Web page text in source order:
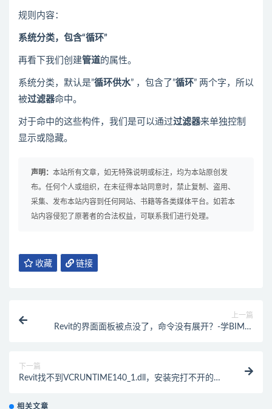
规则内容：
系统分类，包含“循环”
再看下我们创建管道 的属性。
系统分类，默认是”循环供水” ，包含了”循环” 两个字，所以
被过滤器命中。
对于命中的这些构件，我们是可以通过过滤器来单独控制
显示或隐藏。
声明： 本站所有文章，如无特殊说明或标注，均为本站原创发
布。任何个人或组织，在未征得本站同意时，禁止复制、盗用、
采集、发布本站内容到任何网站、书籍等各类媒体平台。如若本
站内容侵犯了原著者的合法权益，可联系我们进行处理。
收藏 链接
上一篇
Revit的界面面板被点没了，命令没有展开？-学BIM找
下一篇
Revit找不到VCRUNTIME140_1.dll，安装完打不开的解
相关文章